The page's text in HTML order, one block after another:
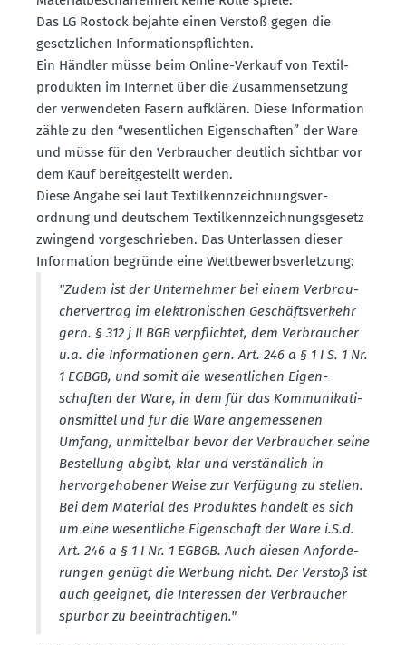
Das LG Rostock bejahte einen Verstoß gegen die
gesetz­lichen Infor­ma­ti­ons­pflichten.
Ein Händler müsse beim Online-Verkauf von Textil­
pro­dukten im Internet über die Zusam­men­setzung
der verwen­deten Fasern aufklären. Diese Infor­mation
zähle zu den “wesent­lichen Eigen­schaften” der Ware
und müsse für den Verbraucher deutlich sichtbar vor
dem Kauf bereit­ge­stellt werden.
Diese Angabe sei laut Textil­kenn­zeich­nungs­ver­
ordnung und deutschem Textil­kenn­zeich­nungs­gesetz
zwingend vorge­schrieben. Das Unter­lassen dieser
Infor­mation begründe eine Wettbe­werbs­ver­letzung:
"Zudem ist der Unter­nehmer bei einem Verbrau­
cher­vertrag im elektro­ni­schen Geschäfts­verkehr
gern. § 312 j II BGB verpflichtet, dem Verbraucher
u.a. die Infor­ma­tionen gern. Art. 246 a § 1 I S. 1 Nr.
1 EGBGB, und somit die wesent­lichen Eigen­
schaften der Ware, in dem für das Kommu­ni­ka­ti­
ons­mittel und für die Ware angemes­senen
Umfang, unmit­telbar bevor der Verbraucher seine
Bestellung abgibt, klar und verständlich in
hervor­ge­ho­bener Weise zur Verfügung zu stellen.
Bei dem Material des Produktes handelt es sich
um eine wesent­liche Eigen­schaft der Ware i.S.d.
Art. 246 a § 1 I Nr. 1 EGBGB. Auch diesen Anfor­de­
rungen genügt die Werbung nicht. Der Verstoß ist
auch geeignet, die Inter­essen der Verbraucher
spürbar zu beein­träch­tigen."